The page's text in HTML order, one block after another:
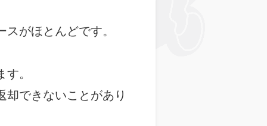
がほとんどです。
。
できないことがあり